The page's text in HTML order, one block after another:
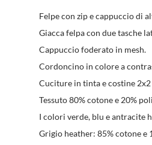
Felpe con zip e cappuccio di
Giacca felpa con due tasche
Cappuccio foderato in mesh.
Cordoncino in colore a
Cuciture in tinta e costine
Tessuto 80% cotone e 20%
I colori verde, blu e antracite
Grigio heather: 85% cotone e